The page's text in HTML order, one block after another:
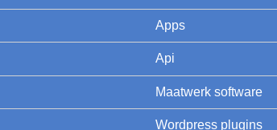
Apps
Api
Maatwerk software
Wordpress plugins